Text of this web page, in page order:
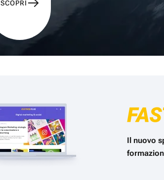
SCOPRI
Il nuovo